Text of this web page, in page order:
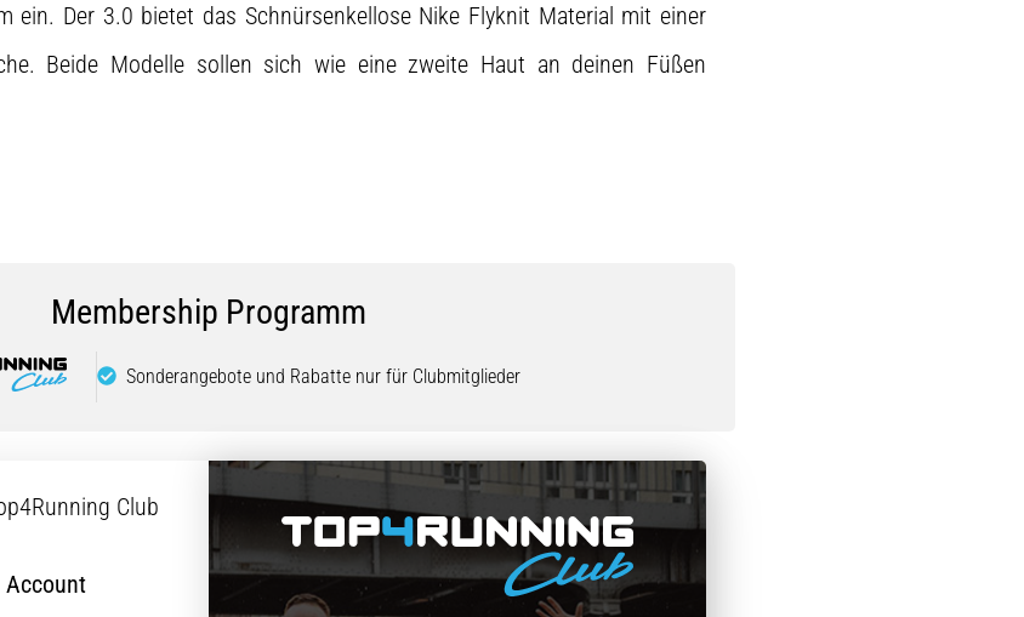
ein. Der 3.0 bietet das Schnürsenkellose Nike Flyknit Material mit einer
Beide Modelle sollen sich wie eine zweite Haut an deinen Füßen
Membership Programm
Sonderangebote und Rabatte nur für Clubmitglieder
Club
Account